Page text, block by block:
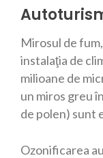
Mirosul de
instalaţia de
milioane de
un miros greu
de polen) sunt
Ozonificarea